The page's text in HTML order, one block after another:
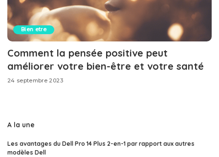
Bien etre
Comment la pensée positive peut
améliorer votre bien-être et votre santé
24 septembre 2023
A la une
Les avantages du Dell Pro 14 Plus 2-en-1 par rapport aux autres
modèles Dell